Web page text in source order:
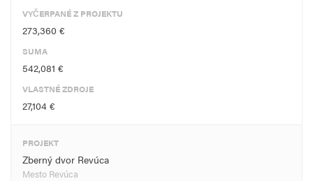
VYČERPANÉ Z PROJEKTU
273,360 €
SUMA
542,081 €
VLASTNÉ ZDROJE
27,104 €
PROJEKT
Zberný dvor Revúca
Mesto Revúca